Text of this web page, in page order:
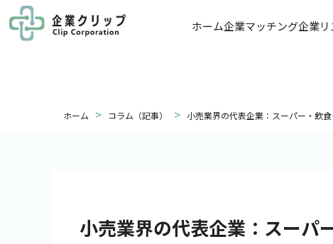
ホーム企業マッチング企業
ホーム > コラム（記事） > 小売業界の代表企業：スーパー・飲
小売業界の代表企業：スーパ